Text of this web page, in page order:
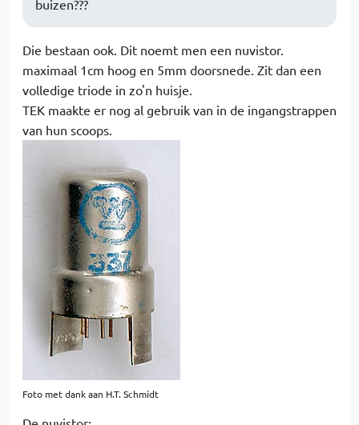
buizen???
Die bestaan ook. Dit noemt men een nuvistor.
maximaal 1cm hoog en 5mm doorsnede. Zit dan een
volledige triode in zo'n huisje.
TEK maakte er nog al gebruik van in de ingangstrappen
van hun scoops.
Foto met dank aan H.T. Schmidt